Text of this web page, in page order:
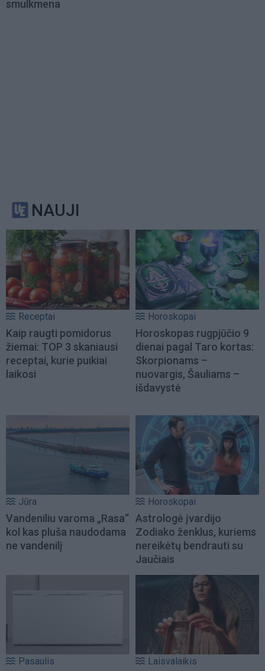
smulkmena
NAUJI
Receptai
Kaip raugti pomidorus
žiemai: TOP 3 skaniausi
receptai, kurie puikiai
laikosi
Horoskopai
Horoskopas rugpjūčio 9
dienai pagal Taro kortas:
Skorpionams –
nuovargis, Šauliams –
išdavystė
Jūra
Vandeniliu varoma „Rasa“
kol kas pluša naudodama
ne vandenilį
Horoskopai
Astrologė įvardijo
Zodiako ženklus, kuriems
nereikėtų bendrauti su
Jaučiais
Pasaulis Laisvalaikis